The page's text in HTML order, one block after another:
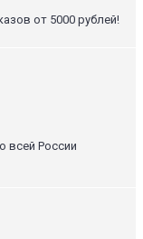
от 5000 рублей!
всей России